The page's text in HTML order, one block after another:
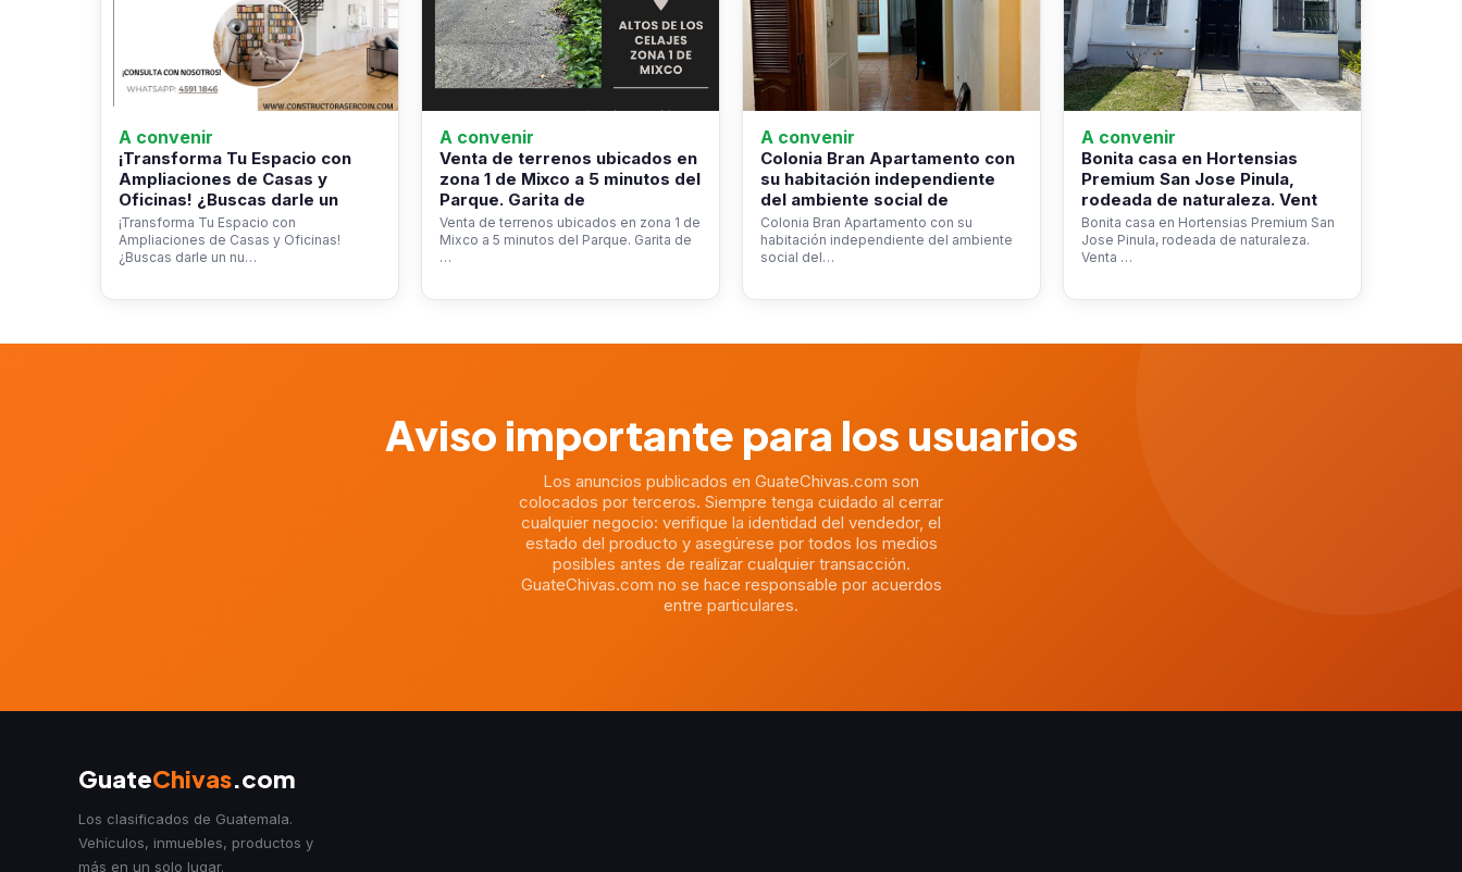
A convenir
¡Transforma Tu Espacio con
Ampliaciones de Casas y
Oficinas! ¿Buscas darle un
¡Transforma Tu Espacio con
Ampliaciones de Casas y Oficinas!
¿Buscas darle un nu…
A convenir
Venta de terrenos ubicados en
zona 1 de Mixco a 5 minutos del
Parque. Garita de
Venta de terrenos ubicados en zona 1 de
Mixco a 5 minutos del Parque. Garita de
…
A convenir
Colonia Bran Apartamento con
su habitación independiente
del ambiente social de
Colonia Bran Apartamento con su
habitación independiente del ambiente
social del…
A convenir
Bonita casa en Hortensias
Premium San Jose Pinula,
rodeada de naturaleza. Vent
Bonita casa en Hortensias Premium San
Jose Pinula, rodeada de naturaleza.
Venta …
Aviso importante para los usuarios
Los anuncios publicados en GuateChivas.com son
colocados por terceros. Siempre tenga cuidado al cerrar
cualquier negocio: verifique la identidad del vendedor, el
estado del producto y asegúrese por todos los medios
posibles antes de realizar cualquier transacción.
GuateChivas.com no se hace responsable por acuerdos
entre particulares.
GuateChivas.com
Los clasificados de Guatemala.
Vehículos, inmuebles, productos y
más en un solo lugar.